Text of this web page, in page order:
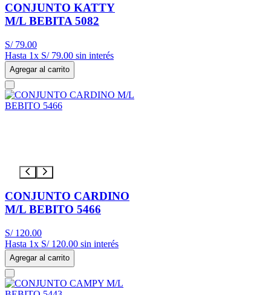
CONJUNTO KATTY
M/L BEBITA 5082
S/ 79.00
Hasta 1x S/ 79.00 sin interés
Agregar al carrito
CONJUNTO CARDINO
M/L BEBITO 5466
S/ 120.00
Hasta 1x S/ 120.00 sin interés
Agregar al carrito